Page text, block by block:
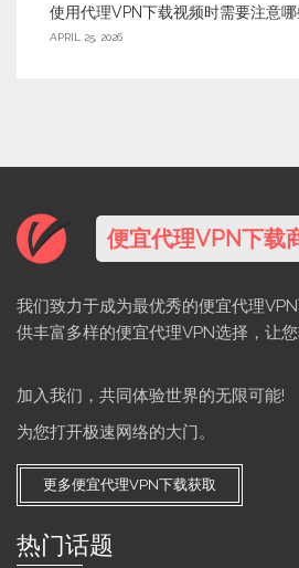
使用代理VPN下载视频时需要注意
APRIL 25, 2026
便宜代理VPN下载
我们致力于成为最优秀的便宜代理
供丰富多样的便宜代理VPN选择，让您
加入我们，共同体验世界的无限可能!
为您打开极速网络的大门。
更多便宜代理VPN下载获取
热门话题